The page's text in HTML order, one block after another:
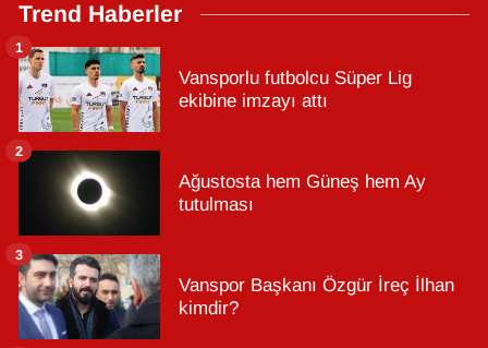
Trend Haberler
Vansporlu futbolcu Süper Lig
ekibine imzayı attı
1
Ağustosta hem Güneş hem Ay
tutulması
2
Vanspor Başkanı Özgür İreç İlhan
kimdir?
3